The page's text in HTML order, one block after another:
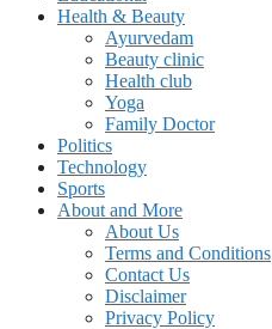
Health & Beauty
Ayurvedam
Beauty clinic
Health club
Yoga
Family Doctor
Politics
Technology
Sports
About and More
About Us
Terms and Conditions
Contact Us
Disclaimer
Privacy Policy